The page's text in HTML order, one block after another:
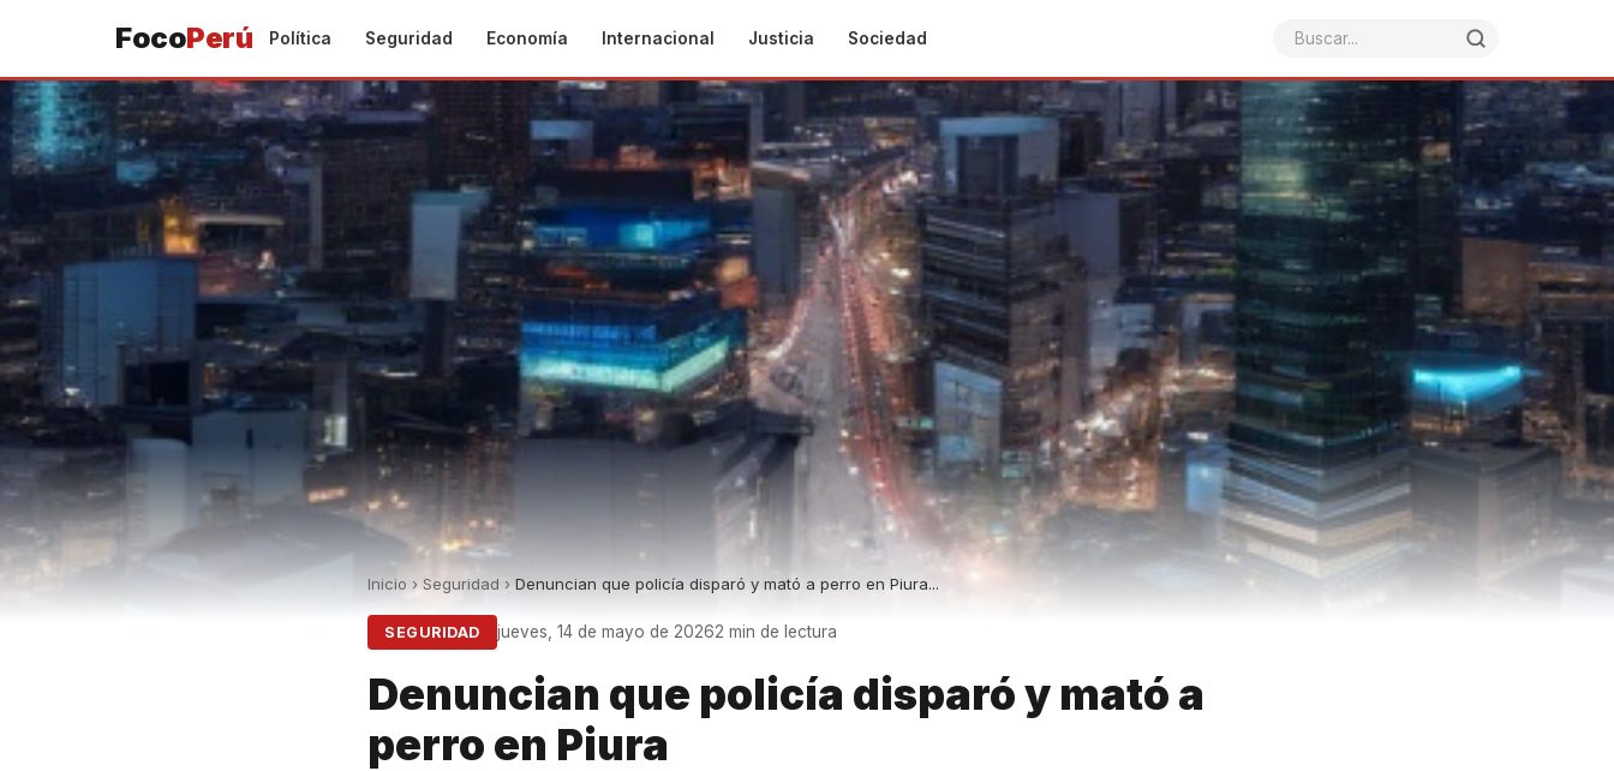
FocoPerú Política Seguridad Economía Internacional Justicia Sociedad
Inicio › Seguridad › Denuncian que policía disparó y mató a perro en Piura...
SEGURIDAD jueves, 14 de mayo de 20262 min de lectura
Denuncian que policía disparó y mató a
perro en Piura